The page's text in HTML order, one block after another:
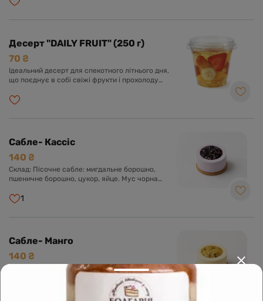
Десерт "DAILY FRUIT" (250 г)
70 ₴
Ідеальний десерт для спекотного літнього дня,
що поєднує в собі свіжі фрукти і прохолоду
Сабле- Кассіс
140 ₴
Склад: Пісочне сабле: мигдальне борошно,
пшеничне борошно, цукор, яйце. Мус чорна
глазур, вершки, желатин. Компоте: чорна
вершки, біла глазур, глюкозний сироп, желатин.
1
Сабле- Манго
140 ₴
Склад: Пісочне сабле: мигдальне борошно,
пшеничне борошно, цукор, яйце. Манговий
мус: пюре манго, маракуя, вершки, крем-сир,
біла глазур, желатин. Компоте: пюре манго,